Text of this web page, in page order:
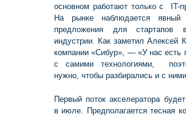
основном работают только с IT-
На рынке наблюдается явный
предложения для стартапов
индустрии. Как заметил Алексей
компании «Сибур», — «У нас есть
с самими технологиями,
нужно, чтобы разбирались и с
Первый поток акселератора
в июле. Предполагается тесная